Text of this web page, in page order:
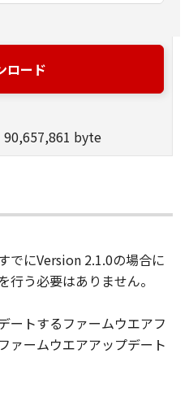
諾ソフトウェア」を、
タブレット端末を含
ンストールし、かかる
示的に定める場合を除
キヤノンのライセンサ
産権も、明示たると黙
「本契約」によってお
ア」には、オープン
スソフトウェアに対し
いかなる規定にもかか
デジタルカメラ製品の
ロード
byte
でにVersion 2.1.0の場合に
う必要はありません。
ートするファームウエアフ
ァームウエアアップデート